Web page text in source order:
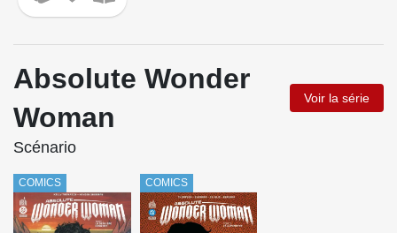
Absolute Wonder
Woman
Voir la série
Scénario
COMICS COMICS